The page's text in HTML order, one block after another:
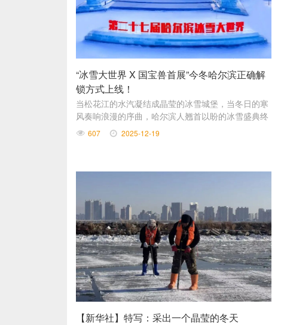
“冰雪大世界 X 国宝兽首展”今冬哈尔滨正确解
锁方式上线！
​当松花江的水汽凝结成晶莹的冰雪城堡，当冬日的寒
风奏响浪漫的序曲，哈尔滨人翘首以盼的冰雪盛典终
于要来了！12月17日，第二十七届哈尔滨冰雪大世界
正式开园！
607 2025-12-19
【新华社】特写：采出一个晶莹的冬天